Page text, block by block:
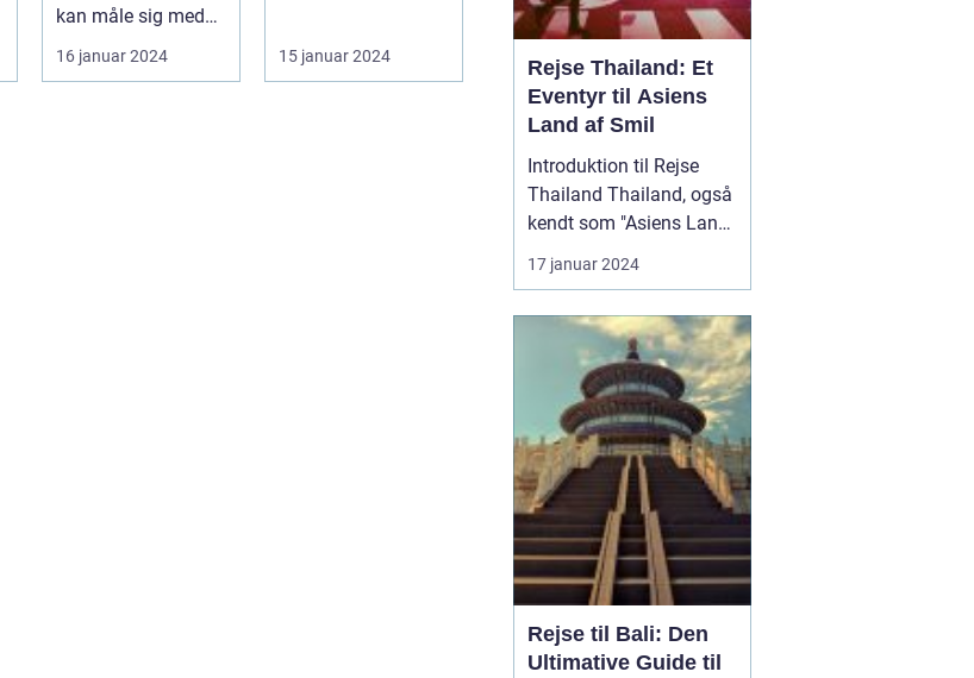
kan måle sig med
den naturlige
skønhed og unikk...
16 januar 2024 15 januar 2024
Rejse Thailand: Et
Eventyr til Asiens
Land af Smil
Introduktion til Rejse
Thailand Thailand, også
kendt som "Asiens Land
af Smil," er en
destination med en rig
naturlandskaber og
spændende eventyr. Lige
fra de berømte strande i
syd til de historiske
templer i nord, er det et
land f...
17 januar 2024
Rejse til Bali: Den
Ultimative Guide til